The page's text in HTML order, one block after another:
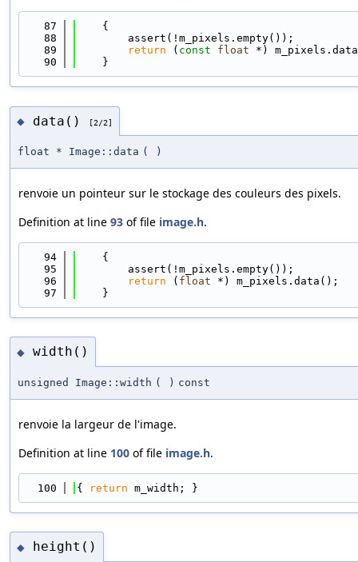
   87
    {
   88
        assert(!m_pixels.empty());
   89
return ( const float *)
   90
    }
◆ data() [2/2]
float * Image::data ( )
renvoie un pointeur sur le stockage des couleurs des pixels.
Definition at line 93 of file image.h.
   94
    {
   95
        assert(!m_pixels.empty());
   96
return ( float *) m_pixels.data();
   97
    }
◆ width()
unsigned Image::width ( ) const
renvoie la largeur de l'image.
Definition at line 100 of file image.h.
  100
{ return m_width; }
◆ height()